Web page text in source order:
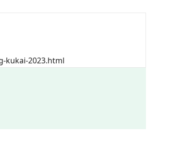
kukai-2023.html